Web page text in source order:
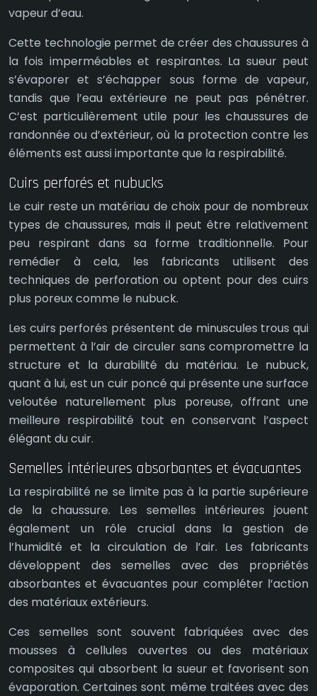
vapeur d’eau.
Cette technologie permet de créer des chaussures à
la fois imperméables et respirantes. La sueur peut
s’évaporer et s’échapper sous forme de vapeur,
tandis que l’eau extérieure ne peut pas pénétrer.
C’est particulièrement utile pour les chaussures de
randonnée ou d’extérieur, où la protection contre les
éléments est aussi importante que la respirabilité.
Cuirs perforés et nubucks
Le cuir reste un matériau de choix pour de nombreux
types de chaussures, mais il peut être relativement
peu respirant dans sa forme traditionnelle. Pour
remédier à cela, les fabricants utilisent des
techniques de perforation ou optent pour des cuirs
plus poreux comme le nubuck.
Les cuirs perforés présentent de minuscules trous qui
permettent à l’air de circuler sans compromettre la
structure et la durabilité du matériau. Le nubuck,
quant à lui, est un cuir poncé qui présente une surface
veloutée naturellement plus poreuse, offrant une
meilleure respirabilité tout en conservant l’aspect
élégant du cuir.
Semelles intérieures absorbantes et évacuantes
La respirabilité ne se limite pas à la partie supérieure
de la chaussure. Les semelles intérieures jouent
également un rôle crucial dans la gestion de
l’humidité et la circulation de l’air. Les fabricants
développent des semelles avec des propriétés
absorbantes et évacuantes pour compléter l’action
des matériaux extérieurs.
Ces semelles sont souvent fabriquées avec des
mousses à cellules ouvertes ou des matériaux
composites qui absorbent la sueur et favorisent son
évaporation. Certaines sont même traitées avec des